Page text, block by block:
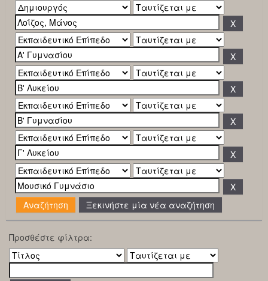
Ξεκινήστε μία νέα αναζήτηση
Προσθέστε φίλτρα: